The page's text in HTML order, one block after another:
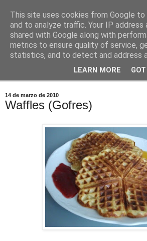
Comoju
La Cocina del Día a Día y el día a día
14 de marzo de 2010
Waffles (Gofres)
This site uses cookies from Google
and to analyze traffic. Your IP address
shared with Google along with
metrics to ensure quality of service,
statistics, and to detect and address
LEARN MORE